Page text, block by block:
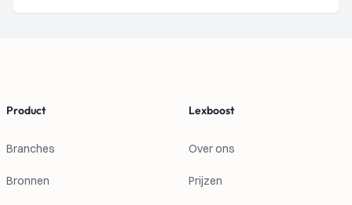
Product
Branches
Bronnen
Lexboost
Over ons
Prijzen